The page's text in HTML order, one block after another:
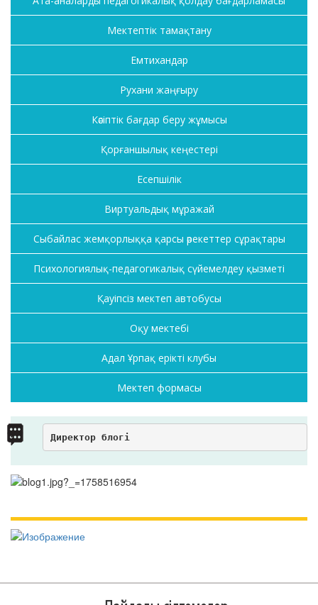
Мектептік тамақтану
Емтихандар
Рухани жаңғыру
Кәсіптік бағдар беру жұмысы
Қорғаншылық кеңестері
Есепшілік
Виртуальдық мұражай
Сыбайлас жемқорлыққа қарсы әрекеттер сұрақтары
Психологиялық-педагогикалық сүйемелдеу қызметі
Қауіпсіз мектеп автобусы
Оқу мектебі
Адал Ұрпақ ерікті клубы
Мектеп формасы
Директор блогі